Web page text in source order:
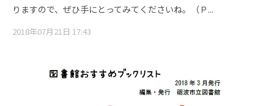
りますので、ぜひ手にとってみてくださいね。（Ｐ...
2018年07月21日 17:43